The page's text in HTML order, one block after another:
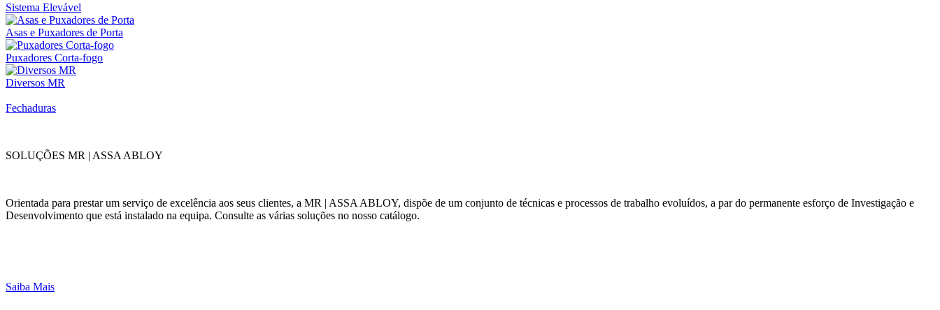
Sistema Elevável
Asas e Puxadores de Porta
Puxadores Corta-fogo
Diversos MR
Fechaduras
SOLUÇÕES MR | ASSA ABLOY
Orientada para prestar um serviço de excelência aos seus clientes, a MR | ASSA ABLOY, dispõe de um conjunto de técnicas e processos de trabalho evoluídos, a par do permanente esforço de Investigação e
Desenvolvimento que está instalado na equipa. Consulte as várias soluções no nosso catálogo.
Saiba Mais